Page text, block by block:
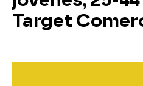
Target